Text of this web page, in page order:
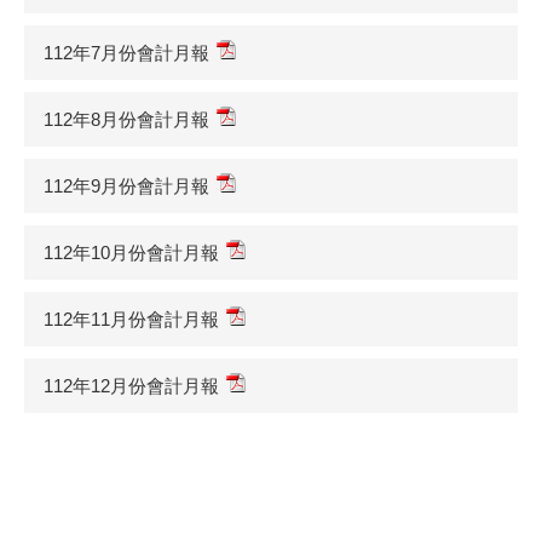
112年7月份會計月報
112年8月份會計月報
112年9月份會計月報
112年10月份會計月報
112年11月份會計月報
112年12月份會計月報